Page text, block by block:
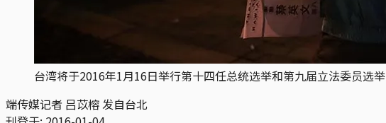
台湾将于2016年1月16日举行第十四任总统选举和第九届立法委员选举
端传媒记者 吕苡榕 发自台北